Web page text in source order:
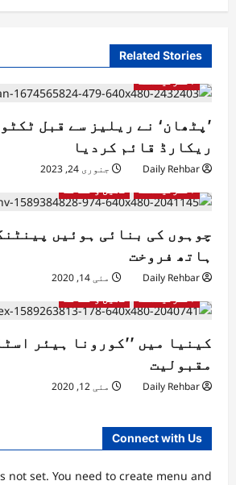
Related Stories
انٹرٹینمنٹ
’پٹھان‘ نے ریلیز سے قبل
ریکارڈ قائم کردیا
Daily Rehbar
جنوری 24, 2023
انٹرٹینمنٹ
کھیل و ثقافت
چوہوں کی بنائی ہوئیں
ہاتھ فروخت
Daily Rehbar
مئی 14, 2020
انٹرٹینمنٹ
کھیل و ثقافت
کینیا میں ’’کورونا ہیئر
مقبولیت
Daily Rehbar مئی 12, 2020
Connect with Us
not set. You need to create menu and